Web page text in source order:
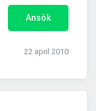
Ansök
22 april 2010